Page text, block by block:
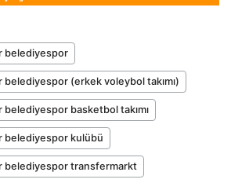
belediyespor
(erkek voleybol takımı)
basketbol takımı
belediyespor kulübü
belediyespor transfermarkt